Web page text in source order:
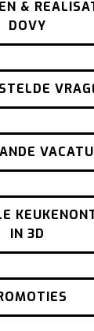
&
DOVY
IN 3D